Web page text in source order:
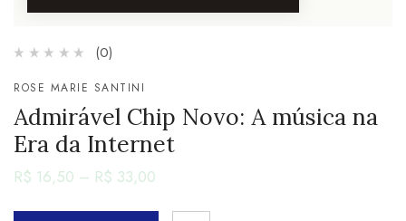
(0)
ROSE MARIE SANTINI
Admirável Chip Novo: A música na
Era da Internet
R$ 16,50 – R$ 33,00